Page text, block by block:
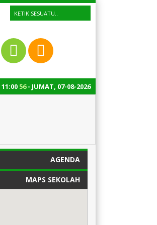
11:00 56- JUMAT, 07-08-2026
tahun ajaran 2026/2027, untuk informasi lebih
AGENDA
MAPS SEKOLAH